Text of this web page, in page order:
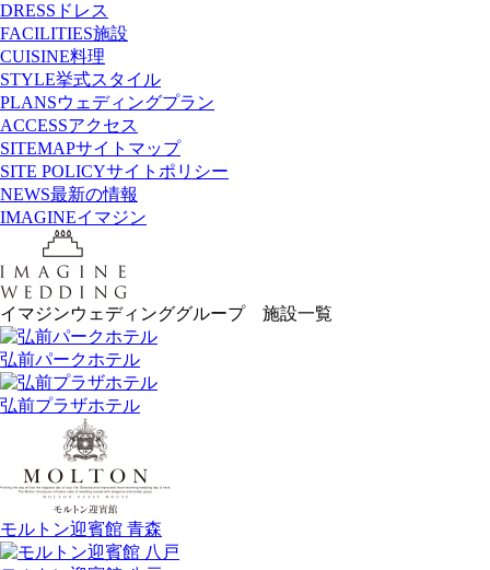
DRESS ドレス
FACILITIES施設
CUISINE料理
STYLE挙式スタイル
PLANSウェディングプラン
ACCESSアクセス
SITEMAPサイトマップ
SITE POLICYサイトポリシー
NEWS最新の情報
IMAGINEイマジン
イマジンウェディンググループ 施設一覧
弘前パークホテル
弘前プラザホテル
モルトン迎賓館 青森